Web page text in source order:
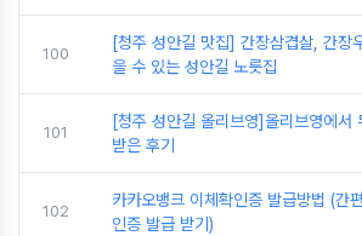
100
[청주 성안길 맛집] 간장삼겹살, 간장
을 수 있는 성안길 노릇집
101
[청주 성안길 올리브영]올리브영에서
받은 후기
102
카카오뱅크 이체확인증 발급방법 (간
인증 발급 받기)